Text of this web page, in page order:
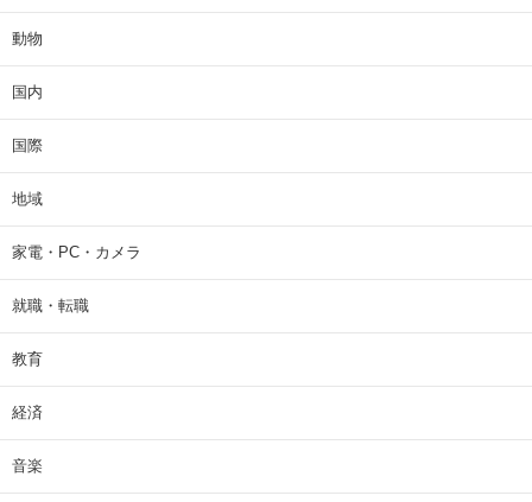
動物
国内
国際
地域
家電・PC・カメラ
就職・転職
教育
経済
音楽